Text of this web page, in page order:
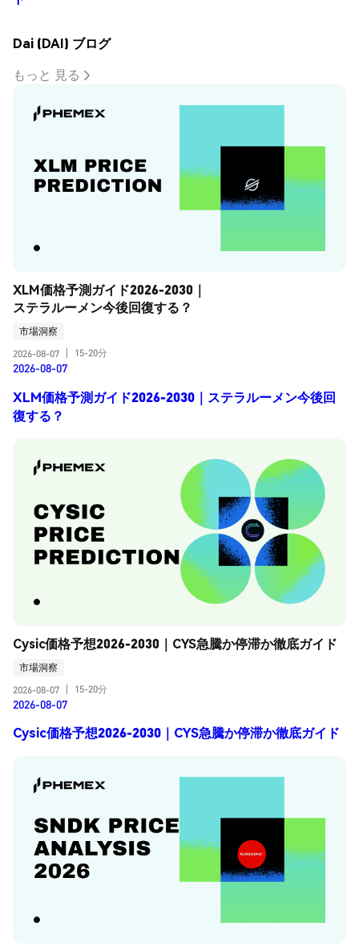
Dai (DAI) ブログ
もっと 見る
XLM価格予測ガイド2026-2030｜
ステラルーメン今後回復する？
市場洞察
2026-08-07
15-20分
2026-08-07
XLM価格予測ガイド2026-2030｜ステラルーメン今後回
復する？
Cysic価格予想2026-2030｜CYS急騰か停滞か徹底ガイド
市場洞察
2026-08-07
15-20分
2026-08-07
Cysic価格予想2026-2030｜CYS急騰か停滞か徹底ガイド